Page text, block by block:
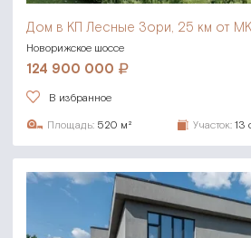
Дом в КП Лесные Зори, 25 км от
Новорижское шоссе
124 900 000
В избранное
Площадь: 520 м² Участок: 13